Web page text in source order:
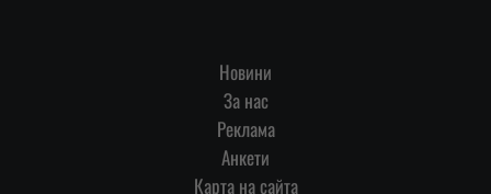
Новини
За нас
Реклама
Анкети
Карта на сайта